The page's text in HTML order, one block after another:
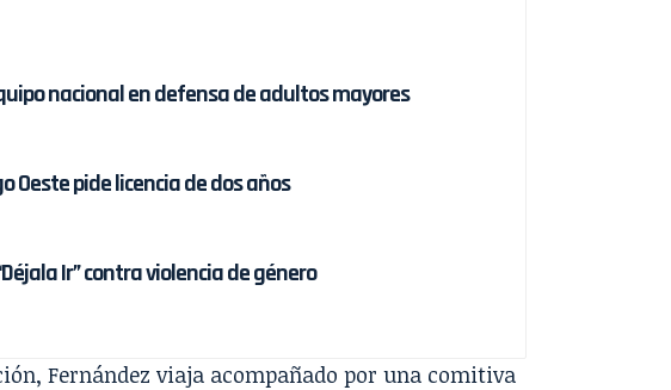
nacional en defensa de adultos mayores
Oeste pide licencia de dos años
Ir” contra violencia de género
Fernández viaja acompañado por una comitiva